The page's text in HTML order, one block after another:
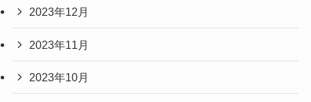
2023年12月
2023年11月
2023年10月